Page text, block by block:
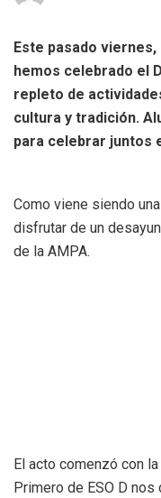
Este pasado
hemos celebrado el
repleto de
cultura y tradición.
para celebrar juntos
Como viene siendo
disfrutar de un
de la AMPA.
El acto comenzó con
Primero de ESO D